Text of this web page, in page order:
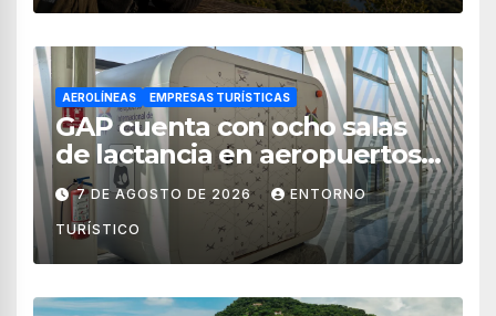
AEROLÍNEAS EMPRESAS TURÍSTICAS
GAP cuenta con ocho salas
de lactancia en aeropuertos
de México
7 DE AGOSTO DE 2026 ENTORNO
TURÍSTICO